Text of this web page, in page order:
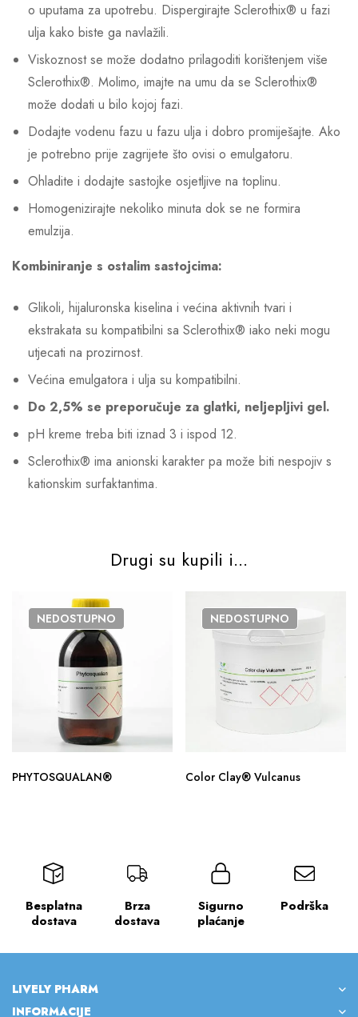
o uputama za upotrebu. Dispergirajte Sclerothix® u fazi
ulja kako biste ga navlažili.
Viskoznost se može dodatno prilagoditi korištenjem više
Sclerothix®. Molimo, imajte na umu da se Sclerothix®
može dodati u bilo kojoj fazi.
Dodajte vodenu fazu u fazu ulja i dobro promiješajte. Ako
je potrebno prije zagrijete što ovisi o emulgatoru.
Ohladite i dodajte sastojke osjetljive na toplinu.
Homogenizirajte nekoliko minuta dok se ne formira
emulzija.
Kombiniranje s ostalim sastojcima:
Glikoli, hijaluronska kiselina i većina aktivnih tvari i
ekstrakata su kompatibilni sa Sclerothix® iako neki mogu
utjecati na prozirnost.
Većina emulgatora i ulja su kompatibilni.
Do 2,5% se preporučuje za glatki, neljepljivi gel.
pH kreme treba biti iznad 3 i ispod 12.
Sclerothix® ima anionski karakter pa može biti nespojiv s
kationskim surfaktantima.
Drugi su kupili i...
NEDOSTUPNO
PHYTOSQUALAN®
NEDOSTUPNO
Color Clay® Vulcanus
Besplatna
dostava
Brza
dostava
Sigurno
plaćanje
Podrška
LIVELY PHARM
INFORMACIJE